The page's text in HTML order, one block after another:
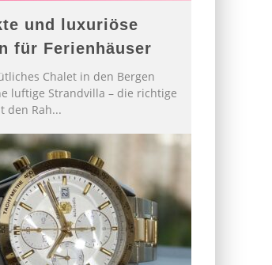
und luxuriöse
für Ferienhäuser
Chalet in den Bergen
luftige Strandvilla – die richtige
den Rah...